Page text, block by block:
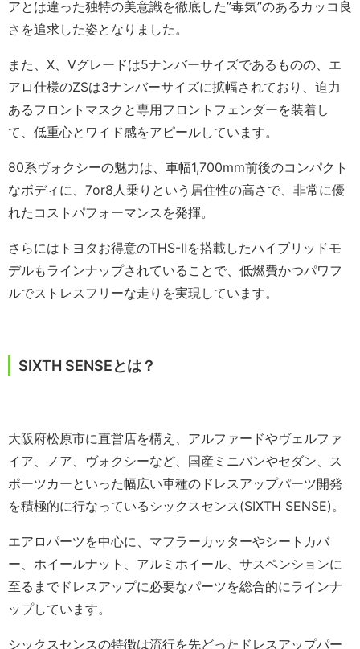
アとは違った独特の美意識を徹底した”毒気”のあるカッコ良
さを追求した姿となりました。
また、X、Vグレードは5ナンバーサイズであるものの、エ
アロ仕様のZSは3ナンバーサイズに拡幅されており、迫力
あるフロントマスクと専用フロントフェンダーを装着し
て、低重心とワイド感をアピールしています。
80系ヴォクシーの魅力は、車幅1,700mm前後のコンパクト
なボディに、7or8人乗りという居住性の高さで、非常に優
れたコストパフォーマンスを発揮。
さらにはトヨタお得意のTHS-Ⅱを搭載したハイブリッドモ
デルもラインナップされていることで、低燃費かつパワフ
ルでストレスフリーな走りを実現しています。
SIXTH SENSEとは？
大阪府松原市に直営店を構え、アルファードやヴェルファ
イア、ノア、ヴォクシーなど、国産ミニバンやセダン、ス
ポーツカーといった幅広い車種のドレスアップパーツ開発
を積極的に行なっているシックスセンス(SIXTH SENSE)。
エアロパーツを中心に、マフラーカッターやシートカバ
ー、ホイールナット、アルミホイール、サスペンションに
至るまでドレスアップに必要なパーツを総合的にラインナ
ップしています。
シックスセンスの特徴は流行を先どったドレスアップパー